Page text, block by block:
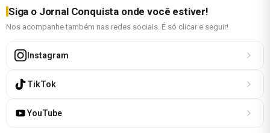
Siga o Jornal Conquista onde você estiver!
Nos acompanhe também nas redes sociais. É só clicar e seguir!
Instagram
TikTok
YouTube